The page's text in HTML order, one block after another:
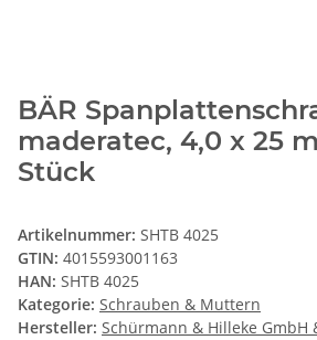
BÄR
maderatec, 4,0 x 25
Stück
Artikelnummer: SHTB 4025
GTIN: 4015593001163
HAN: SHTB 4025
Kategorie: Schrauben & Muttern
Hersteller: Schürmann & Hilleke GmbH